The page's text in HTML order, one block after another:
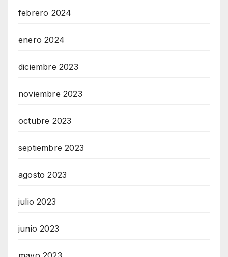
febrero 2024
enero 2024
diciembre 2023
noviembre 2023
octubre 2023
septiembre 2023
agosto 2023
julio 2023
junio 2023